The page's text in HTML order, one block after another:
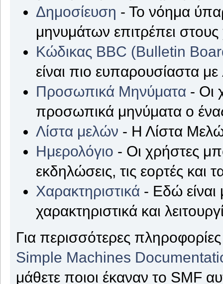
Δημοσίευση - Το νόημα
μηνυμάτων επιτρέπει
Κώδικας BBC (Bulletin
είναι πιο ευπαρουσίαστα
Προσωπικά Μηνύματα - Οι
προσωπικά μηνύματα ο
Λίστα μελών - Η Λίστα
Ημερολόγιο - Οι χρήστες
εκδηλώσεις, τις εορτές και
Χαρακτηριστικά - Εδώ είναι
χαρακτηριστικά και
Για περισσότερες
Simple Machines
μάθετε ποιοι έκαναν το SMF